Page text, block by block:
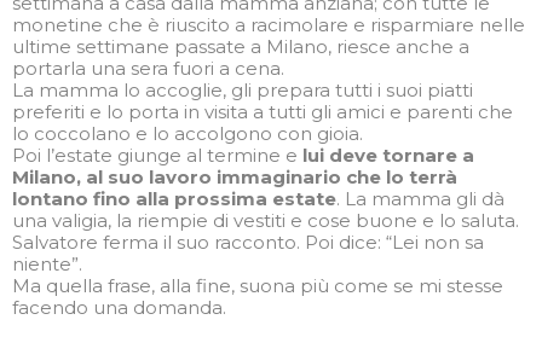
monetine che è riuscito a racimolare e risparmiare nelle
ultime settimane passate a Milano, riesce anche a
portarla una sera fuori a cena.
La mamma lo accoglie, gli prepara tutti i suoi piatti
preferiti e lo porta in visita a tutti gli amici e parenti che
lo coccolano e lo accolgono con gioia.
Poi l’estate giunge al termine e lui deve tornare a
Milano, al suo lavoro immaginario che lo terrà
lontano fino alla prossima estate. La mamma gli dà
una valigia, la riempie di vestiti e cose buone e lo saluta.
Salvatore ferma il suo racconto. Poi dice: “Lei non sa
niente”.
Ma quella frase, alla fine, suona più come se mi stesse
facendo una domanda.